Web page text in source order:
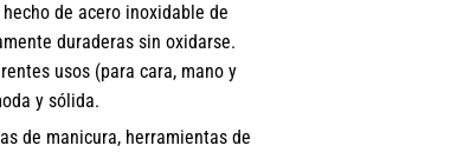
de acero inoxidable de
duraderas sin oxidarse.
usos (para cara, mano y
y sólida.
de manicura, herramientas de